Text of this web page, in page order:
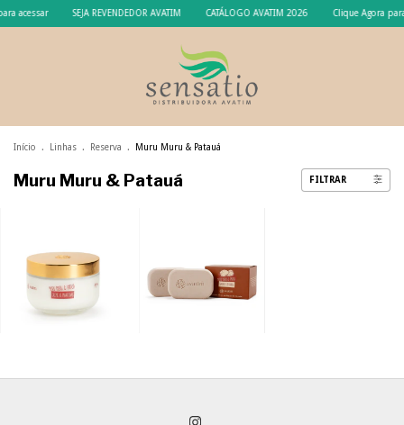
acessar SEJA REVENDEDOR AVATIM CATÁLOGO AVATIM 2026 Clique Agora
Início . Linhas . Reserva . Muru Muru & Patauá
Muru Muru & Patauá FILTRAR